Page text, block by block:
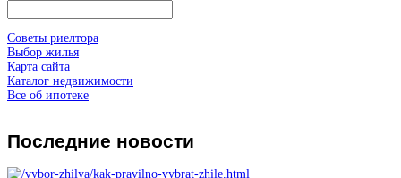
Советы риелтора
Выбор жилья
Карта сайта
Каталог недвижимости
Все об ипотеке
Последние новости